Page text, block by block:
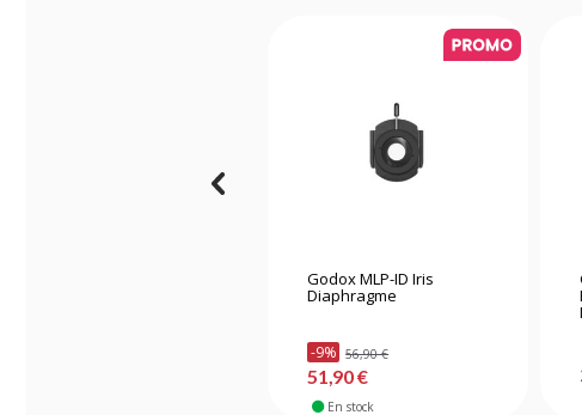
Godox MLP-ID Iris
Diaphragme
-9% 56,90 €
51,90 €
En stock